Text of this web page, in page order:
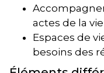
actes de la
Espaces de
besoins des